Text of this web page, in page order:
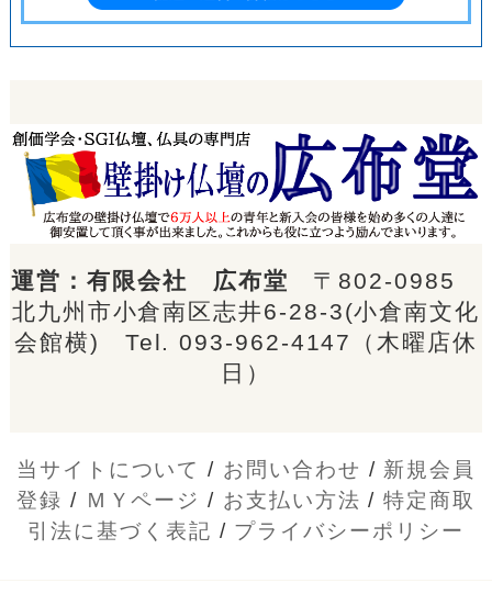
運営：有限会社 広布堂 〒802-0985
北九州市小倉南区志井6-28-3(小倉南文化
会館横) Tel.093-962-4147
（木曜店休
日）
当サイトについて / お問い合わせ / 新規会員
登録 / ＭＹページ / お支払い方法 /特定商取
引法に基づく表記 / プライバシーポリシー